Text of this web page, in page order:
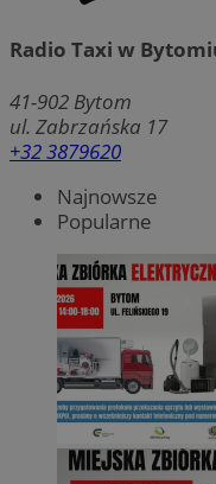
Radio Taxi w
41-902 Bytom
ul. Zabrzańska 17
+32 3879620
Najnowsze
Popularne